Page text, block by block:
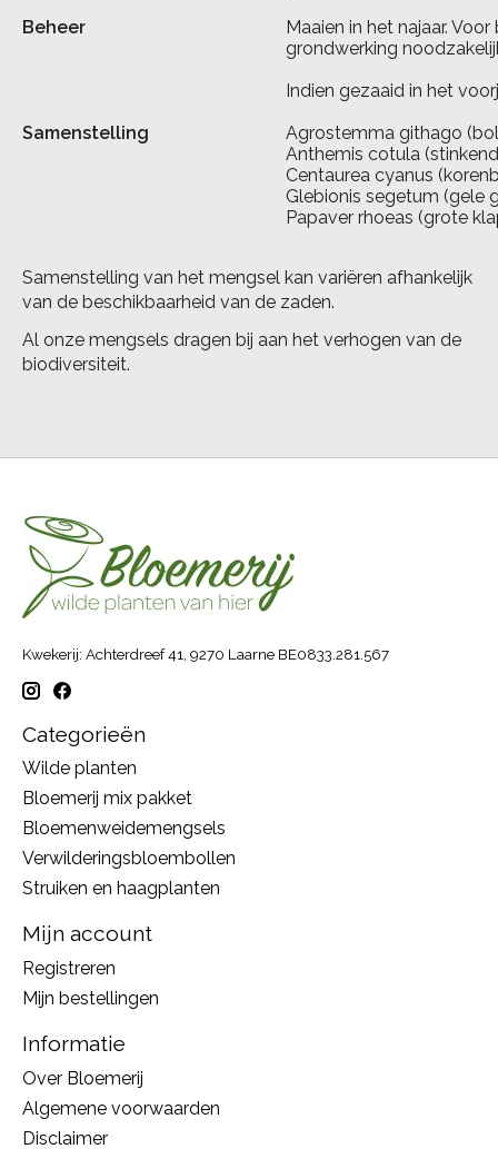
Beheer
Maaien in het najaar.
grondwerking
Indien gezaaid in het
Samenstelling
Agrostemma githago
Anthemis cotula
Centaurea cyanus
Glebionis segetum (gele
Papaver rhoeas (grote
Samenstelling van het mengsel kan variëren afhankelijk
van de beschikbaarheid van de zaden.
Al onze mengsels dragen bij aan het verhogen van de
biodiversiteit.
Kwekerij: Achterdreef 41, 9270 Laarne BE0833.281.567
Categorieën
Wilde planten
Bloemerij mix pakket
Bloemenweidemengsels
Verwilderingsbloembollen
Struiken en haagplanten
Mijn account
Registreren
Mijn bestellingen
Informatie
Over Bloemerij
Algemene voorwaarden
Disclaimer